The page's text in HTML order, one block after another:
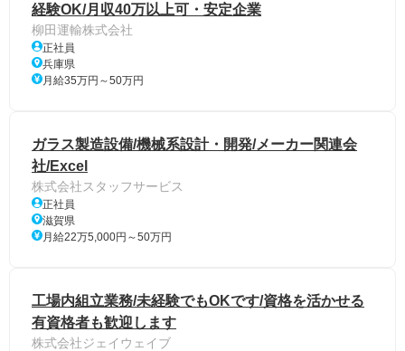
経験OK/月収40万以上可・安定企業
柳田運輸株式会社
正社員
兵庫県
月給35万円～50万円
ガラス製造設備/機械系設計・開発/メーカー関連会
社/Excel
株式会社スタッフサービス
正社員
滋賀県
月給22万5,000円～50万円
工場内組立業務/未経験でもOKです/資格を活かせる
有資格者も歓迎します
株式会社ジェイウェイブ